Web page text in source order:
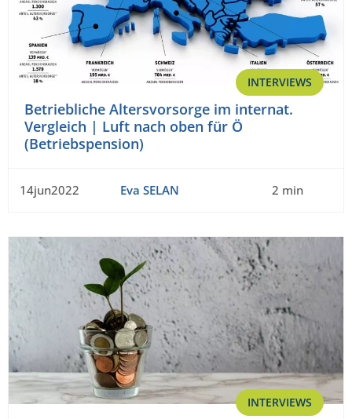
INTERVIEWS
Betriebliche Altersvorsorge im internat.
Vergleich | Luft nach oben für Ö
(Betriebspension)
14jun2022 Eva SELAN 2 min
INTERVIEWS